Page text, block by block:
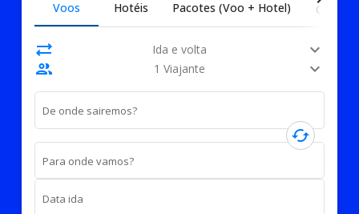
Voos Hotéis Pacotes (Voo + Hotel) Carros
sync_alt Ida e volta
expand_more
people
1 Viajante expand_more
De onde sairemos?
cached
Para onde vamos?
Data ida